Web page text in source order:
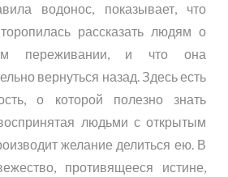
водонос, показывает, что
рассказать людям о
переживании, и что она
вернуться назад. Здесь есть
о которой полезно знать
людьми с открытым
желание делиться ею. В
противящееся истине,